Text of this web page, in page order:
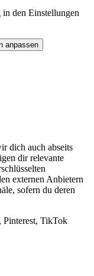
den Einstellungen
anpassen
dich auch abseits
dir relevante
externen Anbietern
sofern du deren
TikTok